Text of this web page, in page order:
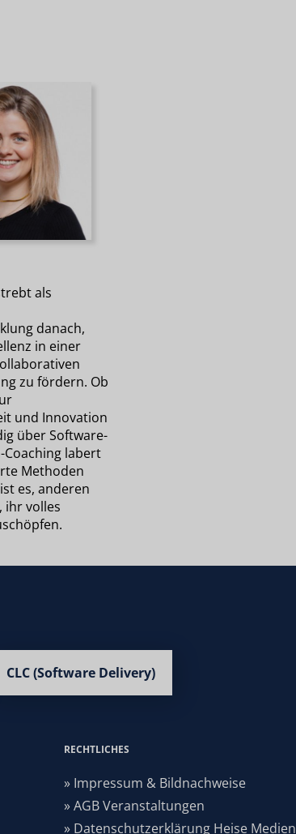
als
danach,
in einer
zu fördern. Ob
und Innovation
über Software-
Coaching labert
Methoden
es, anderen
ihr volles
CLC (Software Delivery)
RECHTLICHES
» Impressum & Bildnachweise
» AGB Veranstaltungen
» Datenschutzerklärung Heise Medien